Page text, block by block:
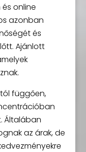
online
azonban
és
Ajánlott
függően,
Általában
az árak, de